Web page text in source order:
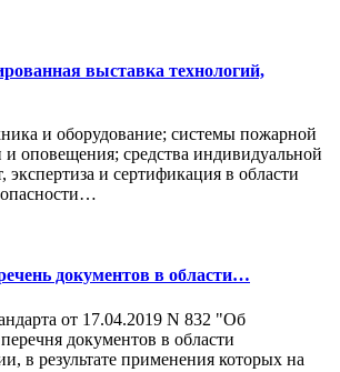
выставка технологий,
и оборудование; системы пожарной
и оповещения; средства индивидуальной
экспертиза и сертификация в области
документов в области…
от 17.04.2019 N 832 "Об
документов в области
в результате применения которых на